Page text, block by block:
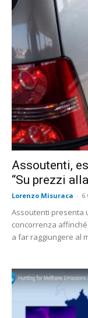
Assoutenti,
“Su prezzi
Lorenzo Misuraca - 6
Assoutenti presenta
concorrenza
a far raggiungere al